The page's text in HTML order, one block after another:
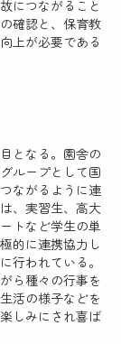
につながること
確認と、保育教
上が必要である
となる。園舎の
ループとして国
ながるように連
、実習生、高大
トなど学生の単
的に連携協力し
行われている。
ら種々の行事を
活の様子などを
しみにされ喜ば